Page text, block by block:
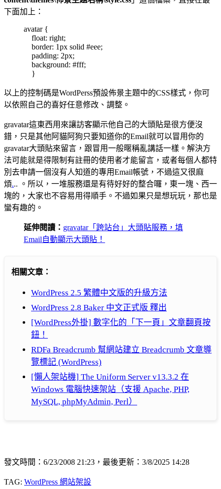
下面加上：
avatar {
float: right;
border: 1px solid #eee;
padding: 2px;
background: #fff;
}
以上的控制碼是WordPerss預設佈景主題中的CSS樣式，你可
以依照自己的喜好任意修改、調整。
gravatar這東西用來讓訪客顯示他自己的大頭貼是很方便沒
錯，只是其他阿貓阿狗只要知道你的Email就可以冒用你的
gravatar大頭貼來留言，跟冒用一般暱稱亂講話一樣。解決方
法可能就是得限制有註冊的使用者才能留言，或者每個人都特
別去申請一個沒有人知道的專用Email帳號，不過這又很麻
煩... 。所以，一堆服務還是有待好好的整合囉，東一塊、西一
塊的，大家也不容易用得順手。不過如果只是想玩玩，那也是
蠻有趣的。
延伸閱讀： gravatar「跨站台」大頭貼服務，填
Email自動顯示大頭貼！
相關文章：
WordPress 2.5 繁體中文版的升級方法
WordPress 2.8 Baker 中文正式版 釋出
[WordPress外掛] 數字化的「下一頁」文章翻頁按
鈕！
RDFa Breadcrumb 幫網站建立 Breadcrumb 文章導
覽標記 (WordPress)
[懶人架站機] The Uniform Server v13.3.2 在
Windows 電腦快速架站（支援 Apache, PHP,
MySQL, phpMyAdmin, Perl）
發文時間：6/23/2008 21:23，最後更新：3/8/2025 14:28
TAG: WordPress 網站架設